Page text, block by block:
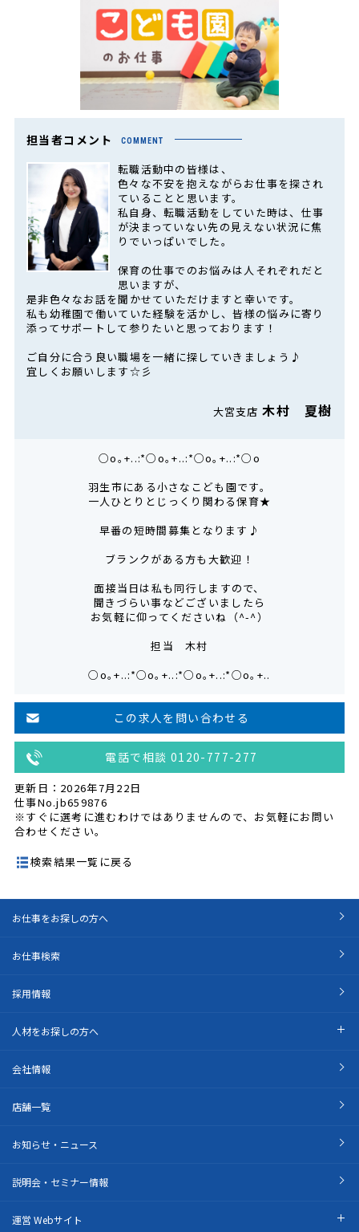
担当者コメント COMMENT
転職活動中の皆様は、
色々な不安を抱えながらお仕事を探され
ていることと思います。
私自身、転職活動をしていた時は、仕事
が決まっていない先の見えない状況に焦
りでいっぱいでした。
保育の仕事でのお悩みは人それぞれだと
思いますが、
是非色々なお話を聞かせていただけますと幸いです。
私も幼稚園で働いていた経験を活かし、皆様の悩みに寄り
添ってサポートして参りたいと思っております！
ご自分に合う良い職場を一緒に探していきましょう♪
宜しくお願いします☆彡
大宮支店木村 夏樹
○o｡+..:*○o｡+..:*○o｡+..:*○o
羽生市にある小さなこども園です。
一人ひとりとじっくり関わる保育★
早番の短時間募集となります♪
ブランクがある方も大歓迎！
面接当日は私も同行しますので、
聞きづらい事などございましたら
お気軽に仰ってくださいね（^-^）
担当 木村
○o｡+..:*○o｡+..:*○o｡+..:*○o｡+..
この求人を問い合わせる
電話で相談 0120-777-277
更新日：2026年7月22日
仕事No.jb659876
※すぐに選考に進むわけではありませんので、お気軽にお問い
合わせください。
検索結果一覧に戻る
お仕事をお探しの方へ
お仕事検索
採用情報
人材をお探しの方へ
会社情報
店舗一覧
お知らせ・ニュース
説明会・セミナー情報
運営 Webサイト